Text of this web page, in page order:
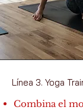
Línea 3. Yoga
Combina el